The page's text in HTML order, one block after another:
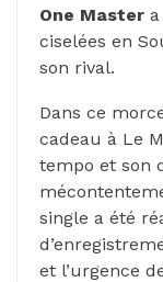
One Master
ciselées en
son rival.
Dans ce
cadeau à Le
tempo et son
single a été
et l’urgence